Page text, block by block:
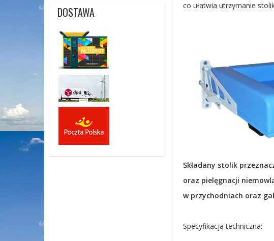
co ułatwia utrzymanie
Składany stolik
oraz pielęgnacji
w przychodniach oraz
Specyfikacja techniczna:
DOSTAWA